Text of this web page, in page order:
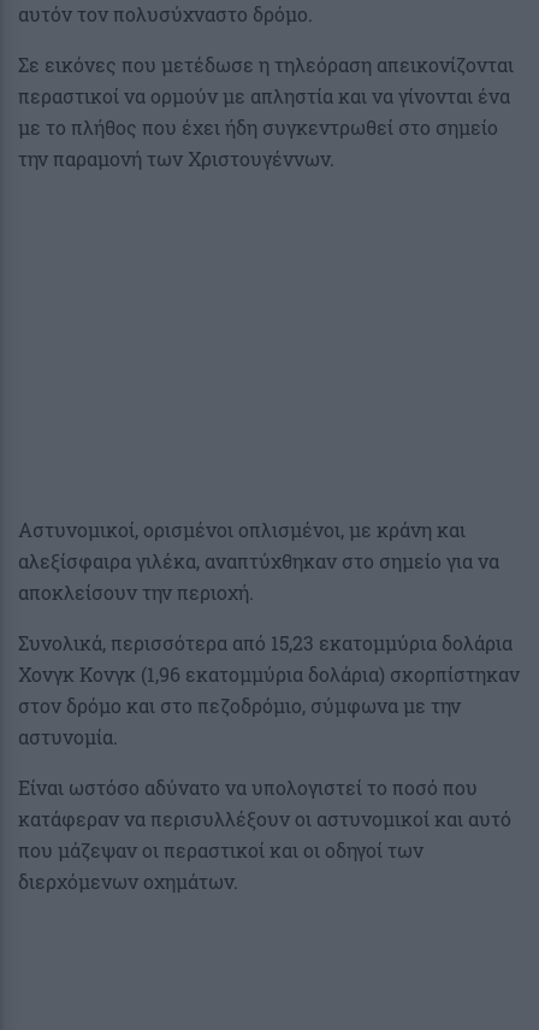
αυτόν τον πολυσύχναστο δρόμο.
Σε εικόνες που μετέδωσε η τηλεόραση απεικονίζονται
περαστικοί να ορμούν με απληστία και να γίνονται ένα
με το πλήθος που έχει ήδη συγκεντρωθεί στο σημείο
την παραμονή των Χριστουγέννων.
Αστυνομικοί, ορισμένοι οπλισμένοι, με κράνη και
αλεξίσφαιρα γιλέκα, αναπτύχθηκαν στο σημείο για να
αποκλείσουν την περιοχή.
Συνολικά, περισσότερα από 15,23 εκατομμύρια δολάρια
Χονγκ Κονγκ (1,96 εκατομμύρια δολάρια) σκορπίστηκαν
στον δρόμο και στο πεζοδρόμιο, σύμφωνα με την
αστυνομία.
Είναι ωστόσο αδύνατο να υπολογιστεί το ποσό που
κατάφεραν να περισυλλέξουν οι αστυνομικοί και αυτό
που μάζεψαν οι περαστικοί και οι οδηγοί των
διερχόμενων οχημάτων.